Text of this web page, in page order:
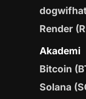
Render
Akademi
Bitcoin
Solana